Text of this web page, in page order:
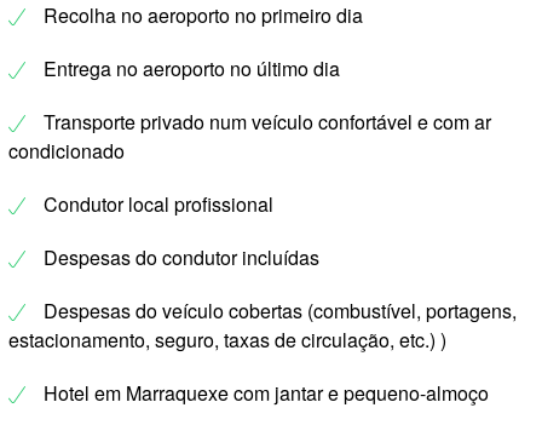
Recolha no aeroporto no primeiro dia
Entrega no aeroporto no último dia
Transporte privado num veículo confortável e com ar
condicionado
Condutor local profissional
Despesas do condutor incluídas
Despesas do veículo cobertas (combustível, portagens,
estacionamento, seguro, taxas de circulação, etc.) )
Hotel em Marraquexe com jantar e pequeno-almoço